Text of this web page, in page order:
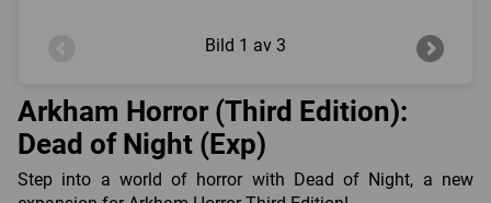
Bild 1 av 3
Arkham Horror (Third Edition):
Dead of Night (Exp)
Step into a world of horror with Dead of Night, a new